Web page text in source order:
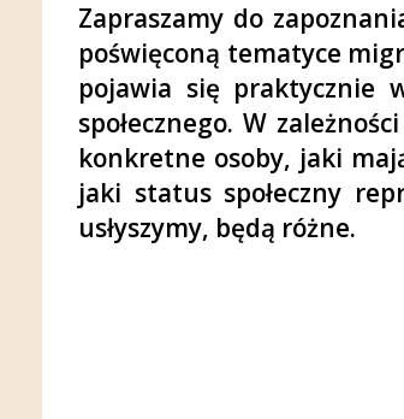
Zapraszamy do
poświęconą tematyce
pojawia się praktycznie
społecznego. W
konkretne osoby, jaki
jaki status społeczny
usłyszymy, będą różne.